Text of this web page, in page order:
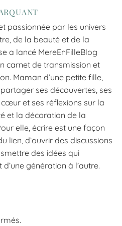
passionnée par les univers
de la beauté et de la
a lancé MereEnFilleBlog
carnet de transmission et
Maman d’une petite fille,
ses découvertes, ses
et ses réflexions sur la
et la décoration de la
elle, écrire est une façon
lien, d’ouvrir des discussions
des idées qui
d’une génération à l’autre.